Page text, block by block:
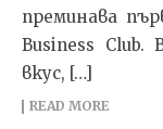
преминава
Business Club.
вкус, […]
READ MORE